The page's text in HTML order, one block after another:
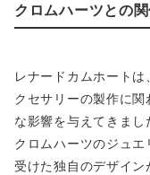
クロムハーツとの
レナードカムホート
クセサリーの製作に
な影響を与えてきまし
クロムハーツのジュ
受けた独自のデザイ